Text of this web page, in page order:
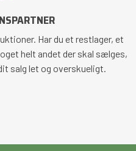
Har du et restlager, et
helt andet der skal sælges,
salg let og overskueligt.